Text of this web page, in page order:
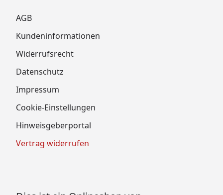
AGB
Kundeninformationen
Widerrufsrecht
Datenschutz
Impressum
Cookie-Einstellungen
Hinweisgeberportal
Vertrag widerrufen